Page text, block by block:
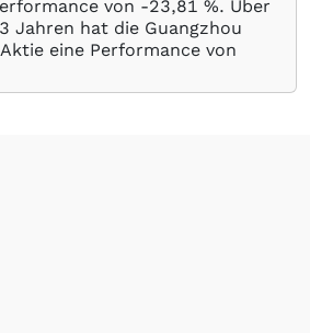
von -23,81 %. Über
Jahren hat die Guangzhou
eine Performance von